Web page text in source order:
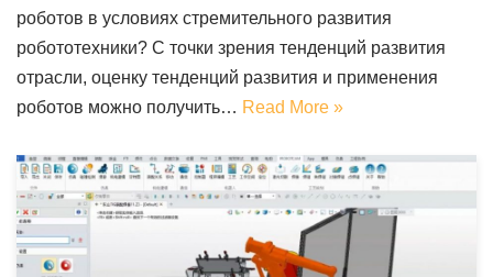
роботов в условиях стремительного развития
робототехники? С точки зрения тенденций развития
отрасли, оценку тенденций развития и применения
роботов можно получить… Read More »